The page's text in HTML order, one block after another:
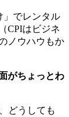
」でレンタル
CPIはビジネ
ノウハウもか
がちょっとわ
どうしても